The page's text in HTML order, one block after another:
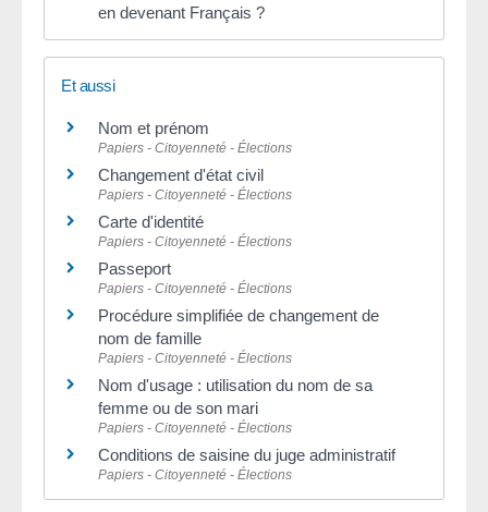
en devenant Français ?
Et aussi
Nom et prénom
Papiers - Citoyenneté - Élections
Changement d'état civil
Papiers - Citoyenneté - Élections
Carte d'identité
Papiers - Citoyenneté - Élections
Passeport
Papiers - Citoyenneté - Élections
Procédure simplifiée de changement de
nom de famille
Papiers - Citoyenneté - Élections
Nom d'usage : utilisation du nom de sa
femme ou de son mari
Papiers - Citoyenneté - Élections
Conditions de saisine du juge administratif
Papiers - Citoyenneté - Élections